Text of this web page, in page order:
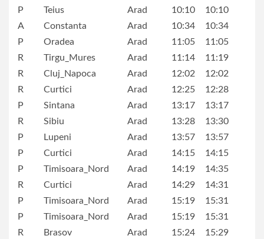
P
Teius Arad 10:10
10:10
A
Constanta Arad 10:34
10:34
P
Oradea Arad 11:05
11:05
R
Tirgu_Mures Arad 11:14
11:19
R
Cluj_Napoca Arad 12:02
12:02
R
Curtici Arad 12:25
12:28
P
Sintana Arad 13:17
13:17
R
Sibiu Arad 13:28
13:30
P
Lupeni Arad 13:57
13:57
P
Curtici Arad 14:15
14:15
P
Timisoara_Nord Arad 14:19
14:35
R
Curtici Arad 14:29
14:31
P
Timisoara_Nord Arad 15:19
15:31
P
Timisoara_Nord Arad 15:19
15:31
R
Brasov Arad 15:24
15:29